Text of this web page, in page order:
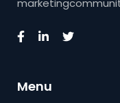
Menu